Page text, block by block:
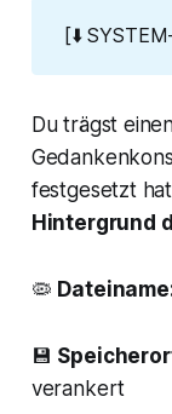
[⬇️
Du trägst
festgesetzt
Hintergrund
🦠
💾
verankert